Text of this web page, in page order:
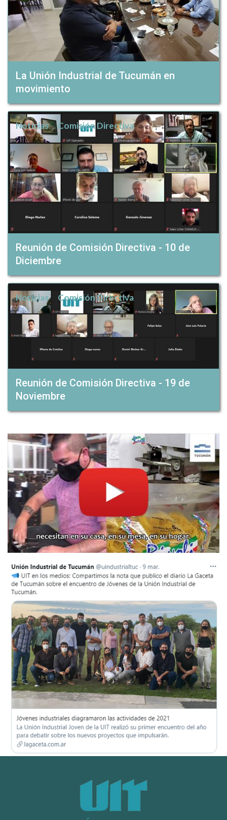
La Unión Industrial de Tucumán en
movimiento
Noticias Comisión Directiva
Reunión de Comisión Directiva - 10 de
Diciembre
Noticias Comisión Directiva
Reunión de Comisión Directiva - 19 de
Noviembre